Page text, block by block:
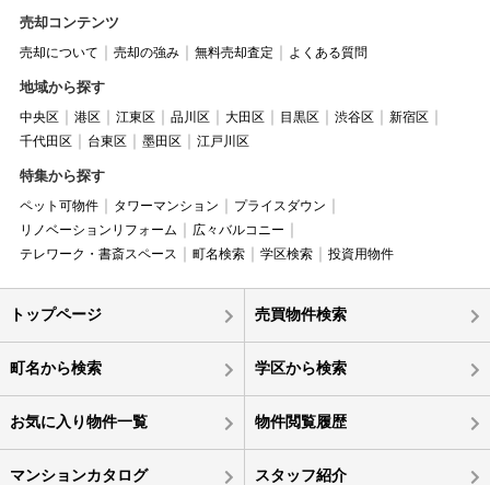
売却コンテンツ
売却について 売却の強み 無料売却査定 よくある質問
地域から探す
中央区 港区 江東区 品川区 大田区 目黒区 渋谷区
新宿区
千代田区
台東区 墨田区 江戸川区
特集から探す
ペット可物件 タワーマンション
プライスダウン
リノベーションリフォーム
広々バルコニー
テレワーク・書斎スペース
町名検索 学区検索 投資用物件
トップページ 売買物件検索
町名から検索 学区から検索
お気に入り物件一覧 物件閲覧履歴
マンションカタログ スタッフ紹介